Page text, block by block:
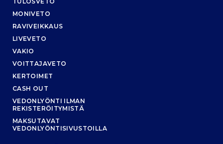
MONIVETO
RAVIVEIKKAUS
LIVEVETO
VAKIO
VOITTAJAVETO
KERTOIMET
CASH OUT
VEDONLYÖNTI ILMAN
REKISTERÖITYMISTÄ
MAKSUTAVAT
VEDONLYÖNTISIVUSTOILLA